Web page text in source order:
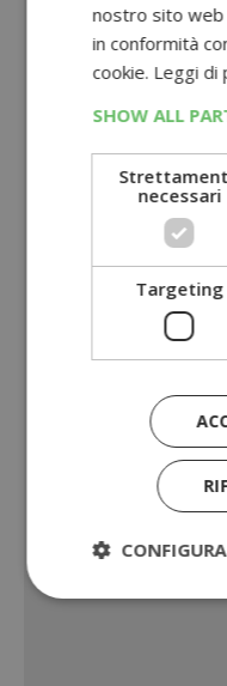
nostro sito web
in conformità
cookie. Leggi di
SHOW ALL
necessari
Targeting